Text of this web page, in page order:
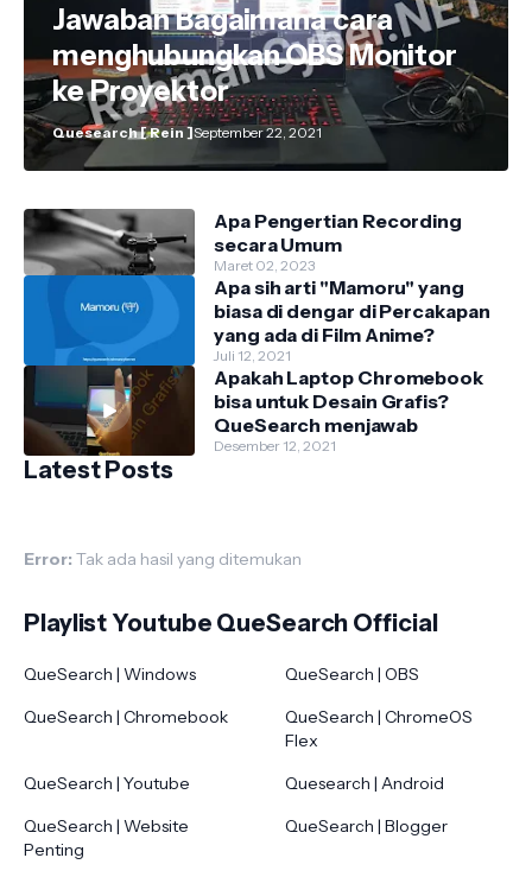
Jawaban Bagaimana cara
menghubungkan OBS Monitor
ke Proyektor
Quesearch [ Rein ]September 22, 2021
Apa Pengertian Recording
secara Umum
Maret 02, 2023
Apa sih arti "Mamoru" yang
biasa di dengar di Percakapan
yang ada di Film Anime?
Juli 12, 2021
Apakah Laptop Chromebook
bisa untuk Desain Grafis?
QueSearch menjawab
Desember 12, 2021
Latest Posts
Error: Tak ada hasil yang ditemukan
Playlist Youtube QueSearch Official
QueSearch | Windows
QueSearch | OBS
QueSearch | Chromebook
QueSearch | ChromeOS
Flex
QueSearch | Youtube
Quesearch | Android
QueSearch | Website
Penting
QueSearch | Blogger